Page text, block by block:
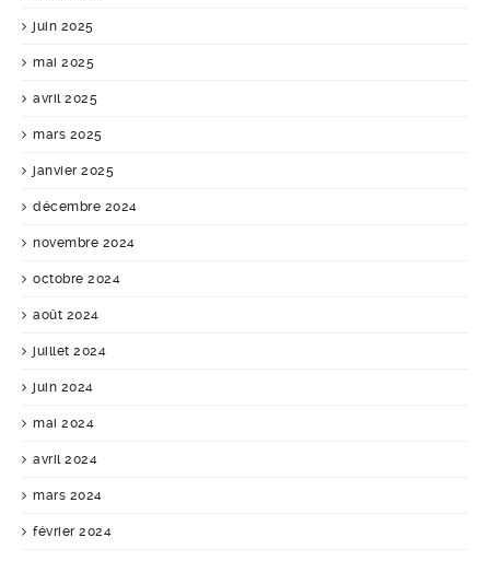
juin 2025
mai 2025
avril 2025
mars 2025
janvier 2025
décembre 2024
novembre 2024
octobre 2024
août 2024
juillet 2024
juin 2024
mai 2024
avril 2024
mars 2024
février 2024